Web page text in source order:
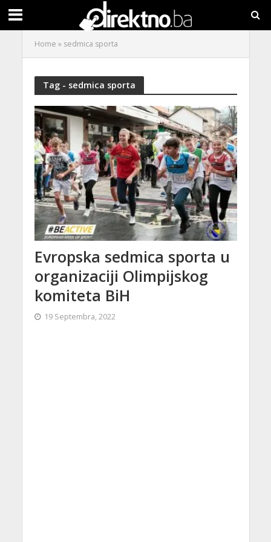
Home » sedmica sporta
Tag - sedmica sporta
Evropska sedmica sporta u
organizaciji Olimpijskog
komiteta BiH
19 Septembra, 2022